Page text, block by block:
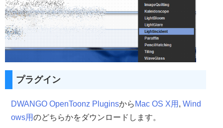
プラグイン
DWANGO OpenToonz Pluginsから Mac OS X用 , Wind
ows用のどちらかをダウンロードします。